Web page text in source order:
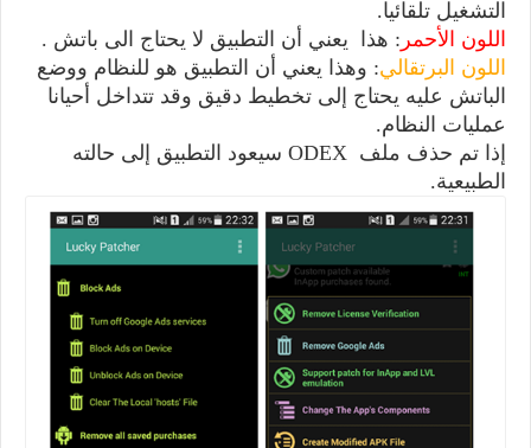
التشغيل تلقائيا.
اللون الأحمر : هذا يعني أن التطبيق لا يحتاج الى باتش .
اللون البرتقالي: وهذا يعني أن التطبيق هو للنظام ووضع
الباتش عليه يحتاج إلى تخطيط دقيق وقد تتداخل أحيانا
عمليات النظام.
إذا تم حذف ملف ODEX سيعود التطبيق إلى حالته
الطبيعية.